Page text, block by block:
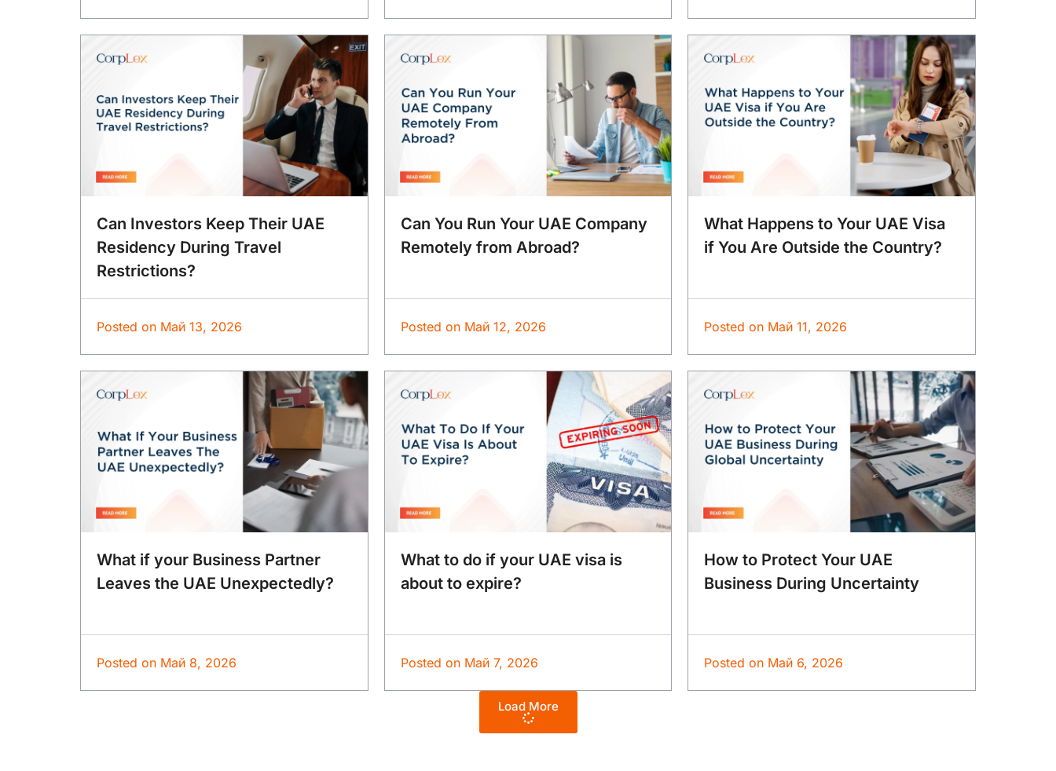
Can Investors Keep Their UAE
Residency During Travel
Restrictions?
Posted on Май 13, 2026
Can You Run Your UAE Company
Remotely from Abroad?
Posted on Май 12, 2026
What Happens to Your UAE Visa
if You Are Outside the Country?
Posted on Май 11, 2026
What if your Business Partner
Leaves the UAE Unexpectedly?
Posted on Май 8, 2026
What to do if your UAE visa is
about to expire?
Posted on Май 7, 2026
How to Protect Your UAE
Business During Uncertainty
Posted on Май 6, 2026
Load More